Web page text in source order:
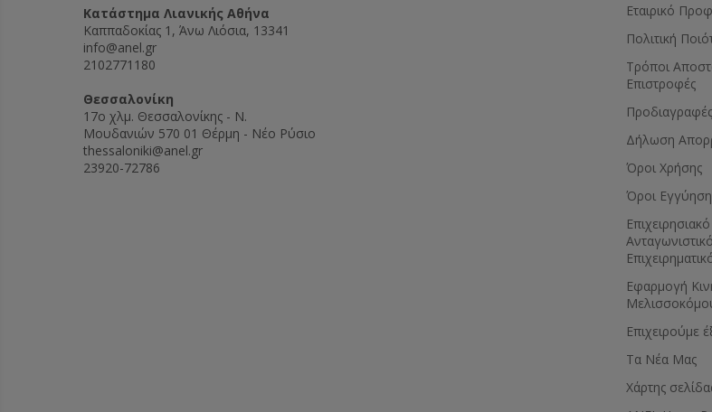
Kατάστημα Λιανικής Αθήνα
Καππαδοκίας 1, Άνω Λιόσια, 13341
info@anel.gr
2102771180
Θεσσαλονίκη
17ο χλμ. Θεσσαλονίκης - Ν.
Μουδανιών 570 01 Θέρμη - Νέο Ρύσιο
thessaloniki@anel.gr
23920-72786
Εταιρικό
Πολιτική
Τρόποι
Επιστροφές
Δήλωση
Όροι Χρήσης
Όροι
Εφαρμογή
Επιχειρούμε
Τα Νέα Μας
Χάρτης